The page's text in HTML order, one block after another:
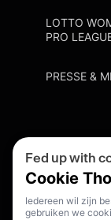
LOTTO
PRO
PRESSE &